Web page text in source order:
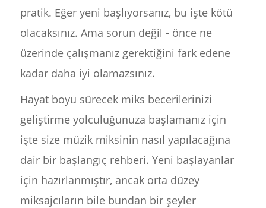
pratik. Eğer yeni başlıyorsanız, bu işte kötü
olacaksınız. Ama sorun değil - önce ne
üzerinde çalışmanız gerektiğini fark edene
kadar daha iyi olamazsınız.
Hayat boyu sürecek miks becerilerinizi
geliştirme yolculuğunuza başlamanız için
işte size müzik miksinin nasıl yapılacağına
dair bir başlangıç rehberi. Yeni başlayanlar
için hazırlanmıştır, ancak orta düzey
miksajcıların bile bundan bir şeyler